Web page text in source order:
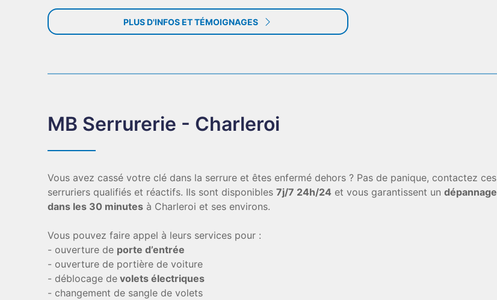
PLUS D'INFOS ET TÉMOIGNAGES
MB Serrurerie - Charleroi
Vous avez cassé votre clé dans la serrure et êtes enfermé dehors ? Pas de panique, contactez ces
serruriers qualifiés et réactifs. Ils sont disponibles7j/7 24h/24 et vous garantissent undépannage
dans les 30 minutes à Charleroi et ses environs.
Vous pouvez faire appel à leurs services pour :
- ouverture de porte d’entrée
- ouverture de portière de voiture
- déblocage de volets électriques
- changement de sangle de volets